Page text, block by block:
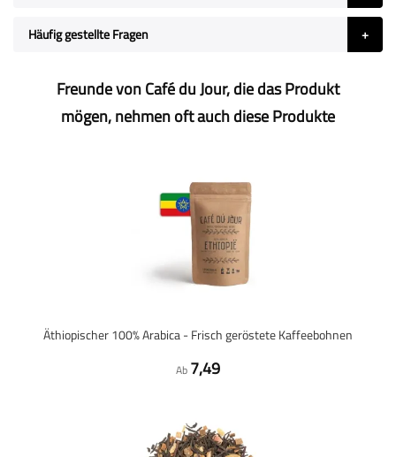
Häufig gestellte Fragen
Freunde von Café du Jour, die das Produkt
mögen, nehmen oft auch diese Produkte
Äthiopischer 100% Arabica - Frisch geröstete Kaffeebohnen
Ab 7,49